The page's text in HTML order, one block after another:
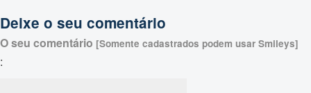
Deixe o seu comentário
O seu comentário [Somente cadastrados podem usar Smileys]
: